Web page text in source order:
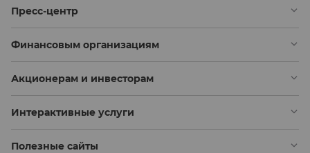
Пресс-центр
Финансовым организациям
Акционерам и инвесторам
Интерактивные услуги
Полезные сайты